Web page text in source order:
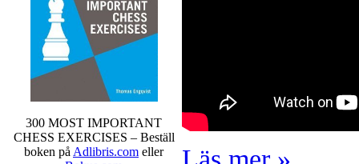
300 MOST IMPORTANT
CHESS EXERCISES – Beställ
boken på Adlibris.com eller